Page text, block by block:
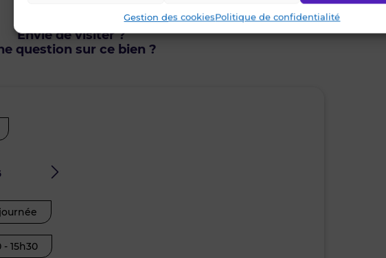
Gestion des cookiesPolitique de confidentialité
Envie de visiter ?
question sur ce bien ?
- 15h30